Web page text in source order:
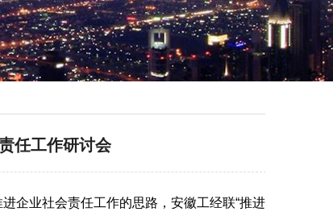
任工作研讨会
企业社会责任工作的思路，安徽工经联“推进